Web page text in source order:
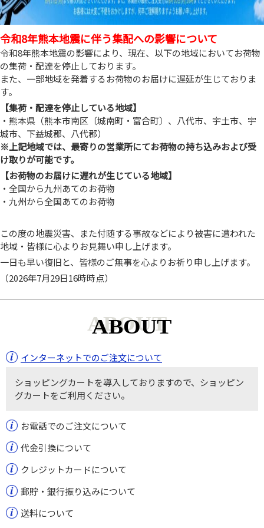
令和8年熊本地震に伴う集配への影響について
令和8年熊本地震の影響により、現在、以下の地域においてお荷物
の集荷・配達を停止しております。
また、一部地域を発着するお荷物のお届けに遅延が生じておりま
す。
【集荷・配達を停止している地域】
・熊本県（熊本市南区〔城南町・富合町〕、八代市、宇土市、宇
城市、下益城郡、八代郡）
※上記地域では、最寄りの営業所にてお荷物の持ち込みおよび受
け取りが可能です。
【お荷物のお届けに遅れが生じている地域】
・全国から九州あてのお荷物
・九州から全国あてのお荷物
この度の地震災害、また付随する事故などにより被害に遭われた
地域・皆様に心よりお見舞い申し上げます。
一日も早い復旧と、皆様のご無事を心よりお祈り申し上げます。
（2026年7月29日16時時点）
ABOUT
インターネットでのご注文について
ショッピングカートを導入しておりますので、ショッピン
グカートをご利用ください。
お電話でのご注文について
代金引換について
クレジットカードについて
郵貯・銀行振り込みについて
送料について